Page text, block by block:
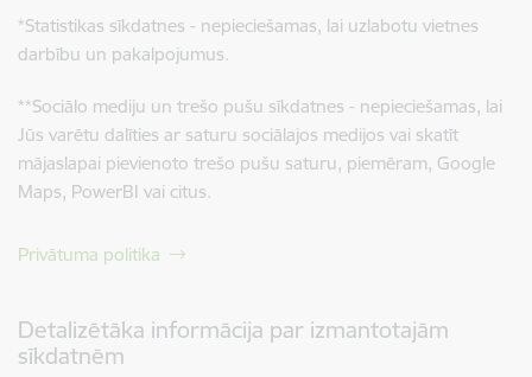
*Statistikas sīkdatnes - nepieciešamas, lai uzlabotu vietnes
darbību un pakalpojumus.
**Sociālo mediju un trešo pušu sīkdatnes - nepieciešamas, lai
Jūs varētu dalīties ar saturu sociālajos medijos vai skatīt
mājaslapai pievienoto trešo pušu saturu, piemēram, Google
Maps, PowerBI vai citus.
Privātuma politika
Detalizētāka informācija par izmantotajām
sīkdatnēm